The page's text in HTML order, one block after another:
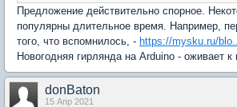
Предложение действительно спорное.
популярны длительное время. Например,
того, что вспомнилось, - https://mysku.ru/
Новогодняя гирлянда на Arduino - оживает к
donBaton
15 Апр 2021